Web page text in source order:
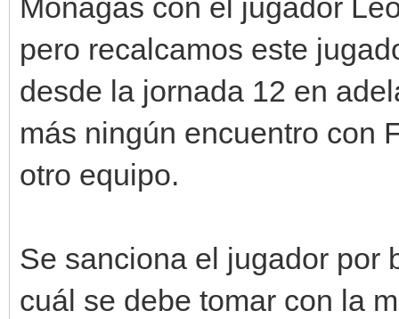
Monagas con el jugador
pero recalcamos este
desde la jornada 12 en
más ningún encuentro con
otro equipo.
Se sanciona el jugador por
cuál se debe tomar con la